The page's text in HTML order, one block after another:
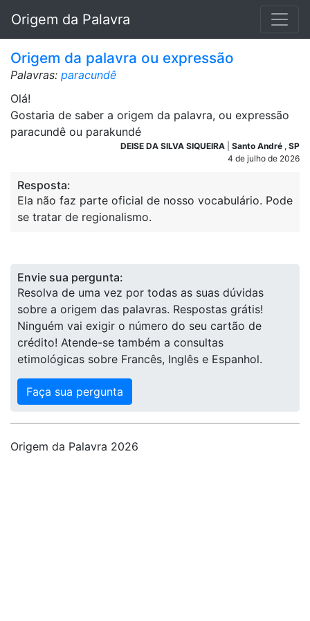
Origem da Palavra
Origem da palavra ou expressão
Palavras: paracundê
Olá!
Gostaria de saber a origem da palavra, ou expressão
paracundê ou parakundé
DEISE DA SILVA SIQUEIRA Santo André , SP
4 de julho de 2026
Resposta:
Ela não faz parte oficial de nosso vocabulário. Pode
se tratar de regionalismo.
Envie sua pergunta:
Resolva de uma vez por todas as suas dúvidas
sobre a origem das palavras. Respostas grátis!
Ninguém vai exigir o número do seu cartão de
crédito! Atende-se também a consultas
etimológicas sobre Francês, Inglês e Espanhol.
Faça sua pergunta
Origem da Palavra 2026